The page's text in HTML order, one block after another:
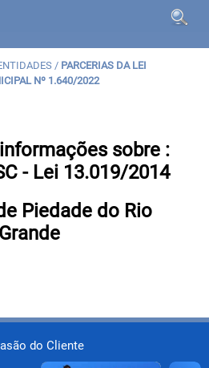
/ PARCERIAS DA LEI
Nº 1.640/2022
sobre :
- Lei 13.019/2014
Piedade do Rio
Grande